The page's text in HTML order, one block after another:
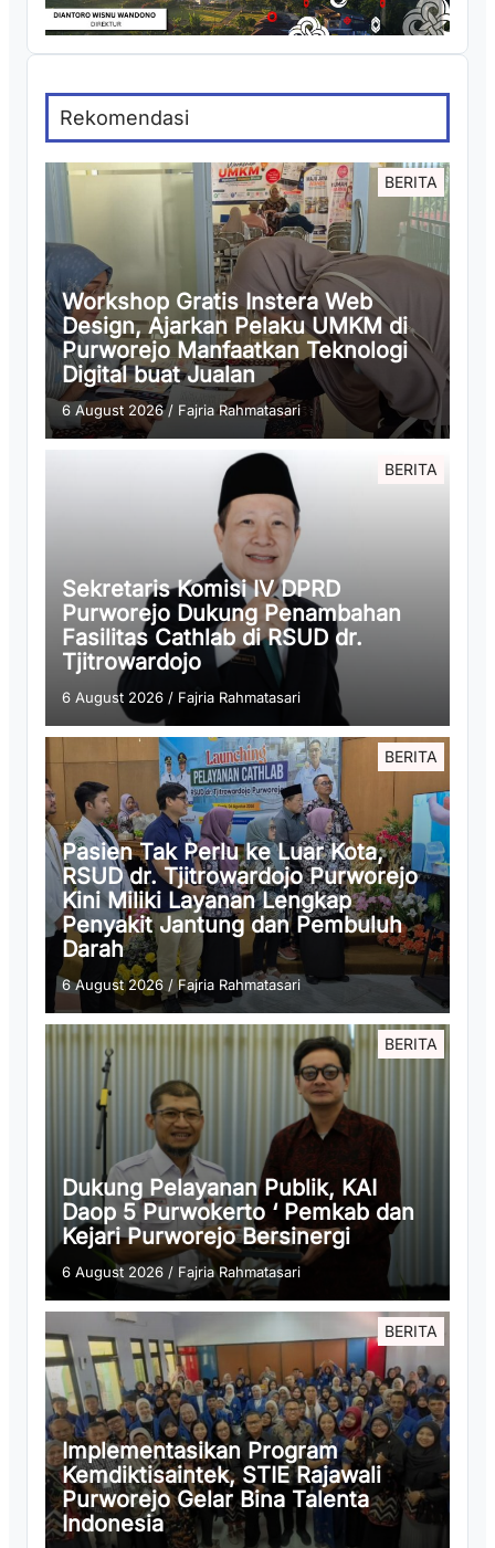
Rekomendasi
BERITA
Workshop Gratis Instera Web
Design, Ajarkan Pelaku UMKM di
Purworejo Manfaatkan Teknologi
Digital buat Jualan
6 August 2026/ Fajria Rahmatasari
BERITA
Sekretaris Komisi IV DPRD
Purworejo Dukung Penambahan
Fasilitas Cathlab di RSUD dr.
Tjitrowardojo
6 August 2026 / Fajria Rahmatasari
BERITA
Pasien Tak Perlu ke Luar Kota,
RSUD dr. Tjitrowardojo Purworejo
Kini Miliki Layanan Lengkap
Penyakit Jantung dan Pembuluh
Darah
6 August 2026 /Fajria Rahmatasari
BERITA
Dukung Pelayanan Publik, KAI
Daop 5 Purwokerto ‘ Pemkab dan
Kejari Purworejo Bersinergi
6 August 2026 / Fajria Rahmatasari
BERITA
Implementasikan Program
Kemdiktisaintek, STIE Rajawali
Purworejo Gelar Bina Talenta
Indonesia